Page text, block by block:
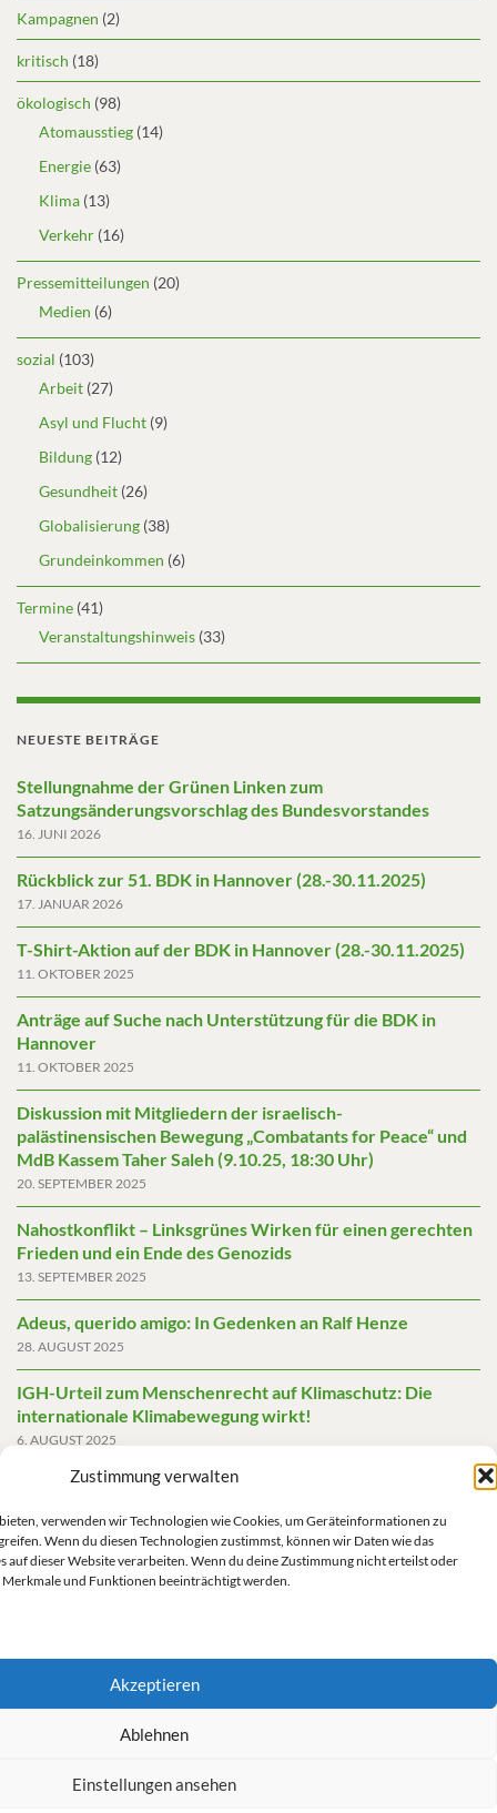
Zustimmung verwalten
verwenden wir Technologien wie Cookies, um Geräteinformationen zu
Wenn du diesen Technologien zustimmst, können wir Daten wie das
auf dieser Website verarbeiten. Wenn du deine Zustimmung nicht erteilst oder
und Funktionen beeinträchtigt werden.
Akzeptieren
Ablehnen
Einstellungen ansehen
Kampagnen (2)
kritisch (18)
ökologisch (98)
Atomausstieg (14)
Energie (63)
Klima (13)
Verkehr (16)
Pressemitteilungen (20)
Medien (6)
sozial (103)
Arbeit (27)
Asyl und Flucht (9)
Bildung (12)
Gesundheit (26)
Globalisierung (38)
Grundeinkommen (6)
Termine (41)
Veranstaltungshinweis (33)
NEUESTE BEITRÄGE
Stellungnahme der Grünen Linken zum
Satzungsänderungsvorschlag des Bundesvorstandes
16. JUNI 2026
Rückblick zur 51. BDK in Hannover (28.-30.11.2025)
17. JANUAR 2026
T-Shirt-Aktion auf der BDK in Hannover (28.-30.11.2025)
11. OKTOBER 2025
Anträge auf Suche nach Unterstützung für die BDK in
Hannover
11. OKTOBER 2025
Diskussion mit Mitgliedern der israelisch-
palästinensischen Bewegung „Combatants for Peace“ und
MdB Kassem Taher Saleh (9.10.25, 18:30 Uhr)
20. SEPTEMBER 2025
Nahostkonflikt – Linksgrünes Wirken für einen gerechten
Frieden und ein Ende des Genozids
13. SEPTEMBER 2025
Adeus, querido amigo: In Gedenken an Ralf Henze
28. AUGUST 2025
IGH-Urteil zum Menschenrecht auf Klimaschutz: Die
internationale Klimabewegung wirkt!
6. AUGUST 2025
Friedensgutachten 2025
Die AfD mit mehr Demokratie wegregieren
14. MAI 2025
Impressum/Datenschutz
Kontakt/Impressum/Haftungsausschluss/Datenschutz